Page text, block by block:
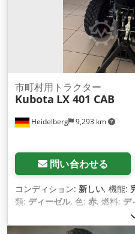
Heidelberg 9,293 km
市町村用トラクター
Kubota LX 401 CAB
問い合わせる
コンディション: 新しい, 機能:
類: ディーゼル, 色: 赤, 燃料: デ
エアコン, デフ
結装置, 全輪駆動, 油圧, 車両登